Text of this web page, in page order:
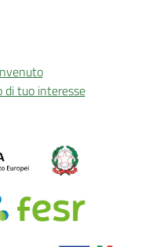
di tuo interesse